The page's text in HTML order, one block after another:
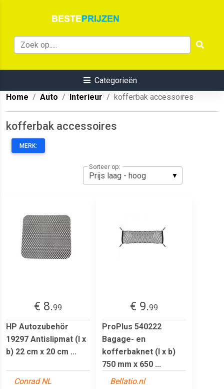
Categorieën
Home
Auto Interieur kofferbak accessoires
kofferbak accessoires
MERK:
Sorteer op:
€ 8.99
HP Autozubehör
19297 Antislipmat (l x
b) 22 cm x 20 cm ...
Conrad NL
€ 9.99
ProPlus 540222
Bagage- en
kofferbaknet (l x b)
750 mm x 650 ...
Bellatio.nl